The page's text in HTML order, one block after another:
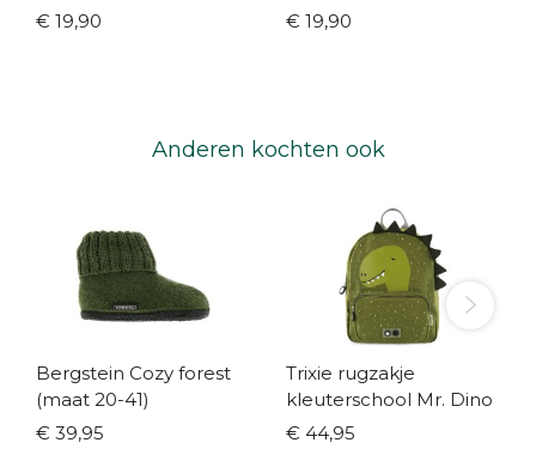
nut
€ 19,90
forest
€ 19,90
Anderen kochten ook
Bergstein Cozy forest
(maat 20-41)
€ 39,95
Trixie rugzakje
kleuterschool Mr. Dino
€ 44,95